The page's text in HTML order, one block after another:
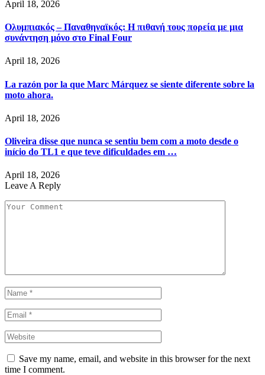
April 18, 2026
Ολυμπιακός – Παναθηναϊκός: Η πιθανή τους πορεία με μια
συνάντηση μόνο στο Final Four
April 18, 2026
La razón por la que Marc Márquez se siente diferente sobre la
moto ahora.
April 18, 2026
Oliveira disse que nunca se sentiu bem com a moto desde o
início do TL1 e que teve dificuldades em …
April 18, 2026
Leave A Reply
Save my name, email, and website in this browser for the next
time I comment.